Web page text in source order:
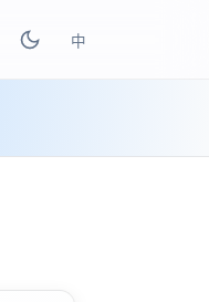
中